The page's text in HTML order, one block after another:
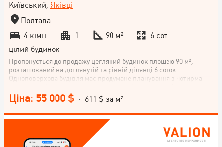
Київський, Яківці
Полтава
4 кімн.
1 90 м²
6 сот.
цілий будинок
Пропонується до продажу цегляний будинок площею 90 м²,
розташований на доглянутій та рівній ділянці 6 соток.
Одноповерхова будівля має продумане планування з чотирма
простір для сім’ї або поєднати проживання з робочою зоною. У
будинку виконано косметичний ремонт, що дає змогу одразу
заїхати та проживати, або ж адаптувати оселю під власні
вподобання без значних вкладень. Усі необхідні комунікації
підключені та працюють справно, що робить будинок повністю
готовим до використання. Цегляні стіни забезпечують тепло,
Ціна: 55 000 $ · 611 $ за м²